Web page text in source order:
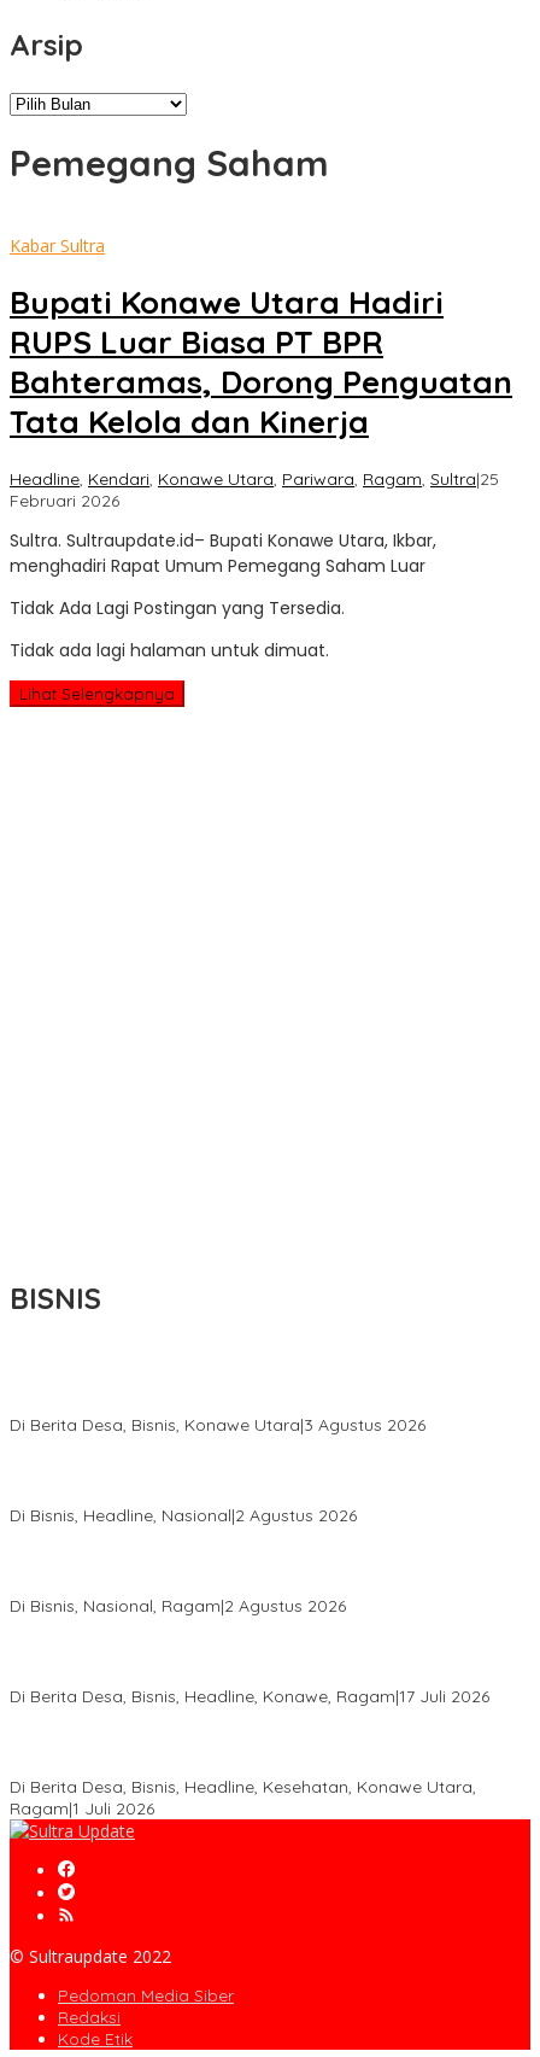
Arsip
Arsip
Pemegang Saham
Kabar Sultra
Bupati Konawe Utara Hadiri
RUPS Luar Biasa PT BPR
Bahteramas, Dorong Penguatan
Tata Kelola dan Kinerja
Headline, Kendari, Konawe Utara, Pariwara, Ragam, Sultra|25
Februari 2026oleh
Update
Sultra. Sultraupdate.id– Bupati Konawe Utara, Ikbar,
menghadiri Rapat Umum Pemegang Saham Luar
Tidak Ada Lagi Postingan yang Tersedia.
Tidak ada lagi halaman untuk dimuat.
Lihat Selengkapnya
BISNIS
Di Berita Desa, Bisnis, Konawe Utara|3 Agustus 2026
Di Bisnis, Headline, Nasional|2 Agustus 2026
Di Bisnis, Nasional, Ragam|2 Agustus 2026
Di Berita Desa, Bisnis, Headline, Konawe, Ragam|17 Juli 2026
Di Berita Desa, Bisnis, Headline, Kesehatan, Konawe Utara,
Ragam|1 Juli 2026
© Sultraupdate 2022
Pedoman Media Siber
Redaksi
Kode Etik